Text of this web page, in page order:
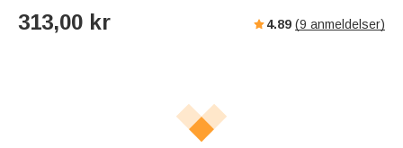
313,00 kr 4.89 (9 anmeldelser)